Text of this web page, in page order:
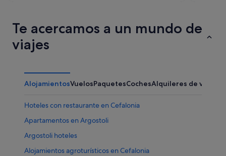
Te acercamos a un mundo de
viajes
AlojamientosVuelosPaquetesCochesAlquileres de
Hoteles con restaurante en Cefalonia
Apartamentos en Argostoli
Argostoli hoteles
Alojamientos agroturísticos en Cefalonia